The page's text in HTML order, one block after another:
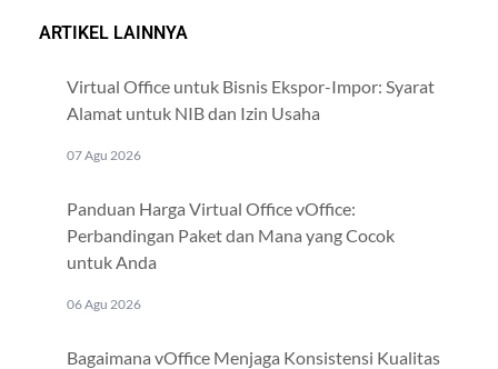
ARTIKEL LAINNYA
Virtual Office untuk Bisnis Ekspor-Impor: Syarat
Alamat untuk NIB dan Izin Usaha
07 Agu 2026
Panduan Harga Virtual Office vOffice:
Perbandingan Paket dan Mana yang Cocok
untuk Anda
06 Agu 2026
Bagaimana vOffice Menjaga Konsistensi Kualitas